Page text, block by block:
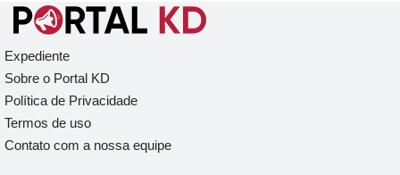
Expediente
Sobre o Portal KD
Política de Privacidade
Termos de uso
Contato com a nossa equipe